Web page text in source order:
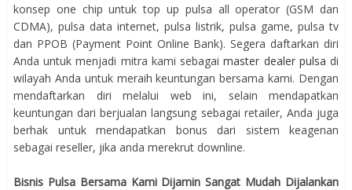
konsep one chip untuk top up pulsa all operator (GSM dan
CDMA), pulsa data internet, pulsa listrik, pulsa game, pulsa tv
dan PPOB (Payment Point Online Bank). Segera daftarkan diri
Anda untuk menjadi mitra kami sebagaimaster dealer pulsa di
wilayah Anda untuk meraih keuntungan bersama kami. Dengan
mendaftarkan diri melalui web ini, selain mendapatkan
keuntungan dari berjualan langsung sebagai retailer, Anda juga
berhak untuk mendapatkan bonus dari sistem keagenan
sebagai reseller, jika anda merekrut downline.
Bisnis Pulsa Bersama Kami Dijamin Sangat Mudah Dijalankan